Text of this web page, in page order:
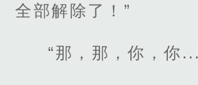
全部解除了！”
“那，那，你，你